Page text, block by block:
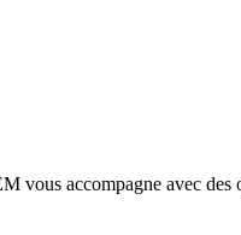
vous accompagne avec des